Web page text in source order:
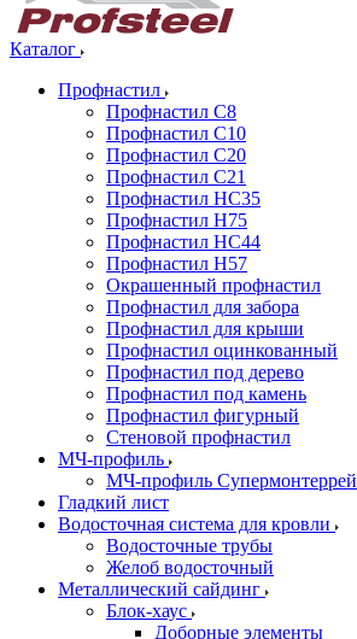
Каталог
Профнастил
Профнастил С8
Профнастил С10
Профнастил С20
Профнастил С21
Профнастил НС35
Профнастил Н75
Профнастил HC44
Профнастил Н57
Окрашенный профнастил
Профнастил для забора
Профнастил для крыши
Профнастил оцинкованный
Профнастил под дерево
Профнастил под камень
Профнастил фигурный
Стеновой профнастил
МЧ-профиль
МЧ-профиль Супермонтеррей
Гладкий лист
Водосточная система для кровли
Водосточные трубы
Желоб водосточный
Металлический сайдинг
Блок-хаус
Доборные элементы